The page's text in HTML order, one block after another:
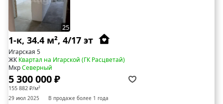
25
1-к, 34.4 м², 4/17 эт
Игарская 5
ЖККвартал на Игарской (ГК Расцветай)
МкрСеверный
5 300 000 ₽
155 882 ₽/м²
29 июл 2025 В продаже более 1 года